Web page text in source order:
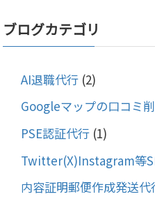
ブログカテゴリ
AI退職代行(2)
Googleマップの口コミ
PSE認証代行(1)
Twitter(X)Instagram等
内容証明郵便作成発送代